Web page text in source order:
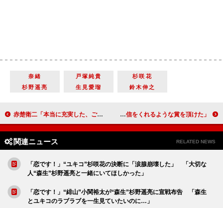
奈緒 戸塚純貴
杉咲花
杉野遥亮
生見愛瑠 鈴木伸之
赤楚衛二「本当に充実した、ご縁に恵まれた１年」 今年のブレーク俳優との評価に「純粋にうれしい」 永野芽郁、主演女優賞受賞に涙 「自分に自信をくれるような賞を頂けた」
関連ニュース RELATED NEWS
「恋です！」“ユキコ”杉咲花の決断に「涙腺崩壊した」 「大切な
人“森生”杉野遥亮と一緒にいてほしかった」
「恋です！」“緋山”小関裕太が“森生”杉野遥亮に宣戦布告 「森生
とユキコのラブラブを一生見ていたいのに…」